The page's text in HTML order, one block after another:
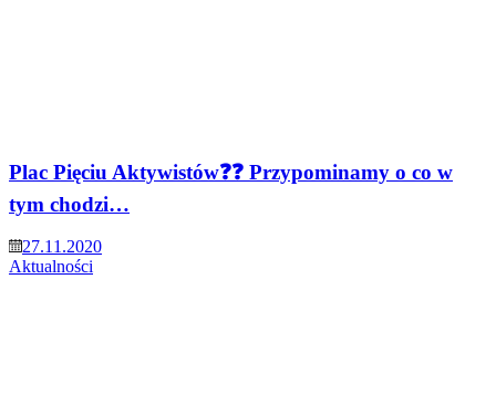
Plac Pięciu Aktywistów❓❓ Przypominamy o co w
tym chodzi…
27.11.2020
Aktualności